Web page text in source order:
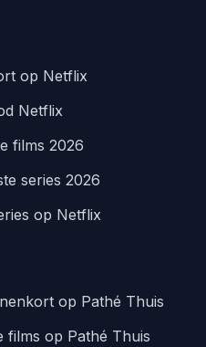
op Netflix
Netflix
films 2026
series 2026
op Netflix
op Pathé Thuis
films op Pathé Thuis